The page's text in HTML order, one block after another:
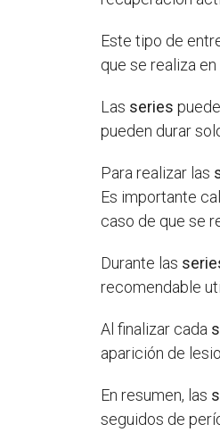
Este tipo de
que se realiza
Las series
pueden durar
Para realizar las
Es importante
caso de que se
Durante las
recomendable
Al finalizar cada
aparición de
En resumen, las
seguidos de